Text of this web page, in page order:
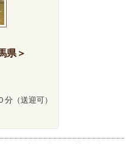
県＞
（送迎可）